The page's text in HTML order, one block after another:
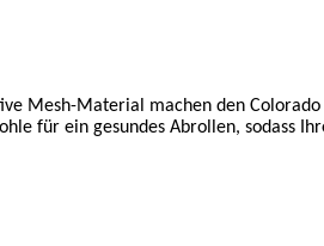
Mesh-Material machen den
für ein gesundes Abrollen, sodass